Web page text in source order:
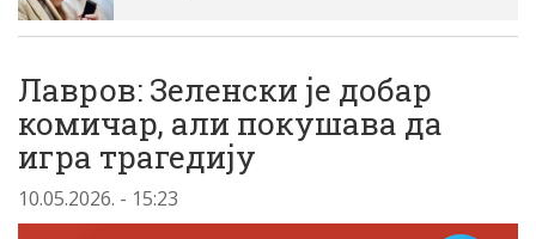
Лавров: Зеленски је добар
комичар, али покушава да
игра трагедију
10.05.2026. - 15:23